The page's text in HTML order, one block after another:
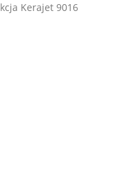
Kerajet 9016